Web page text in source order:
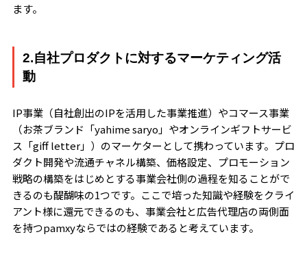
ます。
2.自社プロダクトに対するマーケティング活
動
IP事業（自社創出のIPを活用した事業推進）やコマース事業
（お茶ブランド「yahime saryo」やオンラインギフトサービ
ス「giff letter」）のマーケターとして携わっています。プロ
ダクト開発や流通チャネル構築、価格設定、プロモーション
戦略の構築をはじめとする事業会社側の過程を知ることがで
きるのも醍醐味の1つです。ここで培った知識や経験をクライ
アント様に還元できるのも、事業会社と広告代理店の両側面
を持つpamxyならではの経験であると考えています。